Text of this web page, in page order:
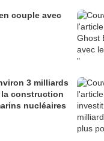
couple avec
3 milliards
construction
nucléaires